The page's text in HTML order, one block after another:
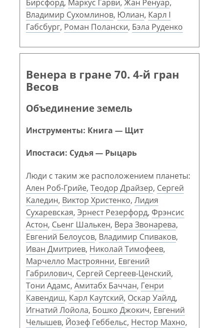
Бирсфорд, Маркус Гарви, Жан Ренуар,
Владимир Сухомлинов, Юлиан, Карл I
Габсбург, Роман Полански, Бэла Руденко
Венера в гране 70. 4-й гран
Весов
Объединение земель
Инструменты: Книга — Щит
Ипостаси: Судья — Рыцарь
Люди с таким же расположением планеты:
Ален Роб-Грийе, Теодор Драйзер, Сергей
Каледин, Виктор Христенко, Лидия
Сухаревская, Эрнест Резерфорд, Фрэнсис
Астон, Сьенг Шалькен, Вера Звонарева,
Евгений Белоусов, Владимир Спиваков,
Иван Дмитриев, Николай Тимофеев,
Марчелло Мастроянни, Евгений
Габрилович, Сергей Сергеев-Ценский,
Тони Адамс, Амитабх Баччан, Генри
Кавендиш, Карл Каутский, Оскар Уайлд,
Игнатий Лойола, Бошко Джокич, Евгений
Челышев, Йозеф Геббельс, Нестор Махно,